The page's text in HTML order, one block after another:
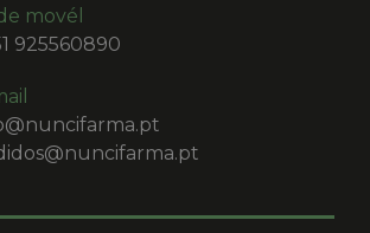
movél
925560890